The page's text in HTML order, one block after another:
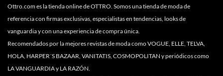
Ottro.com es la tienda online de OTTRO. Somos una tienda de moda de
referencia con firmas exclusivas, especialistas en tendencias, looks de
vanguardia y con una experiencia de compra única.
Recomendados por la mejores revistas de moda como VOGUE, ELLE, TELVA,
HOLA, HARPER´S BAZAAR, VANITATIS, COSMOPOLITAN y periódicos como
LA VANGUARDIA y LA RAZÓN.